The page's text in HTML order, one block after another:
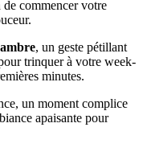
commencer votre
, un geste pétillant
trinquer à votre week-
minutes.
un moment complice
apaisante pour